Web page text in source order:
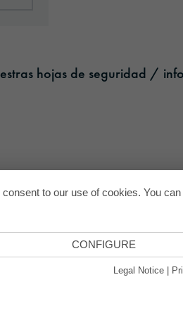
hojas de seguridad /
to our use of cookies. You
CONFIGURE
Legal Notice